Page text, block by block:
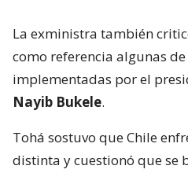
La exministra también
como referencia algunas
implementadas por el
Nayib Bukele.
Tohá sostuvo que Chile
distinta y cuestionó que se